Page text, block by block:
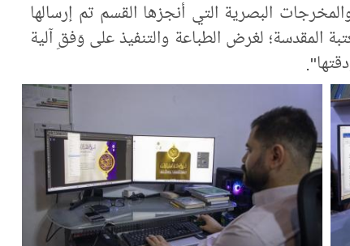
البصرية التي أنجزها القسم تم إرسالها
المقدسة؛ لغرض الطباعة والتنفيذ على وَفقِ آلية